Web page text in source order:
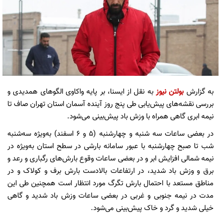
به گزارشبولتن نیوزبه نقل از ایسنا، بر پایه واکاوی الگوهای همدیدی و
بررسی نقشه‌های پیش‌یابی طی پنج روز آینده آسمان استان تهران صاف تا
نیمه ابری گاهی همراه با وزش باد پیش‌بینی می‌شود.
در بعضی ساعات سه شنبه و چهارشنبه (۵ و ۶ اسفند) به‌ویژه سه‌شنبه
شب تا صبح چهارشنبه با عبور سامانه بارشی در سطح استان به‌ویژه در
نیمه شمالی افزایش ابر و در بعضی ساعات وقوع بارش‌های رگباری و رعد و
برق و وزش باد شدید، در ارتفاعات بالادست بارش برف و کولاک و در
مناطق مستعد با احتمال بارش تگرگ مورد انتظار است همچنین طی این
مدت در نیمه جنوبی و غربی در بعضی ساعات وزش باد شدید و گاهی
خیلی شدید و گرد و خاک پیش‌بینی می‌شود.